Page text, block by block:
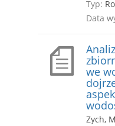
Typ:
Data
we
Zych,